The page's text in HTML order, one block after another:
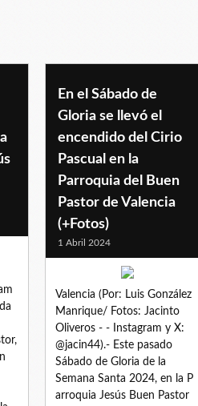
En el Sábado de
Gloria se llevó el
encendido del Cirio
Pascual en la
Parroquia del Buen
Pastor de Valencia
(+Fotos)
1 Abril 2024
Valencia (Por: Luis González
Manrique/ Fotos: Jacinto
Oliveros - - Instagram y X:
@jacin44).- Este pasado
Sábado de Gloria de la
Semana Santa 2024, en la P
arroquia Jesús Buen Pastor